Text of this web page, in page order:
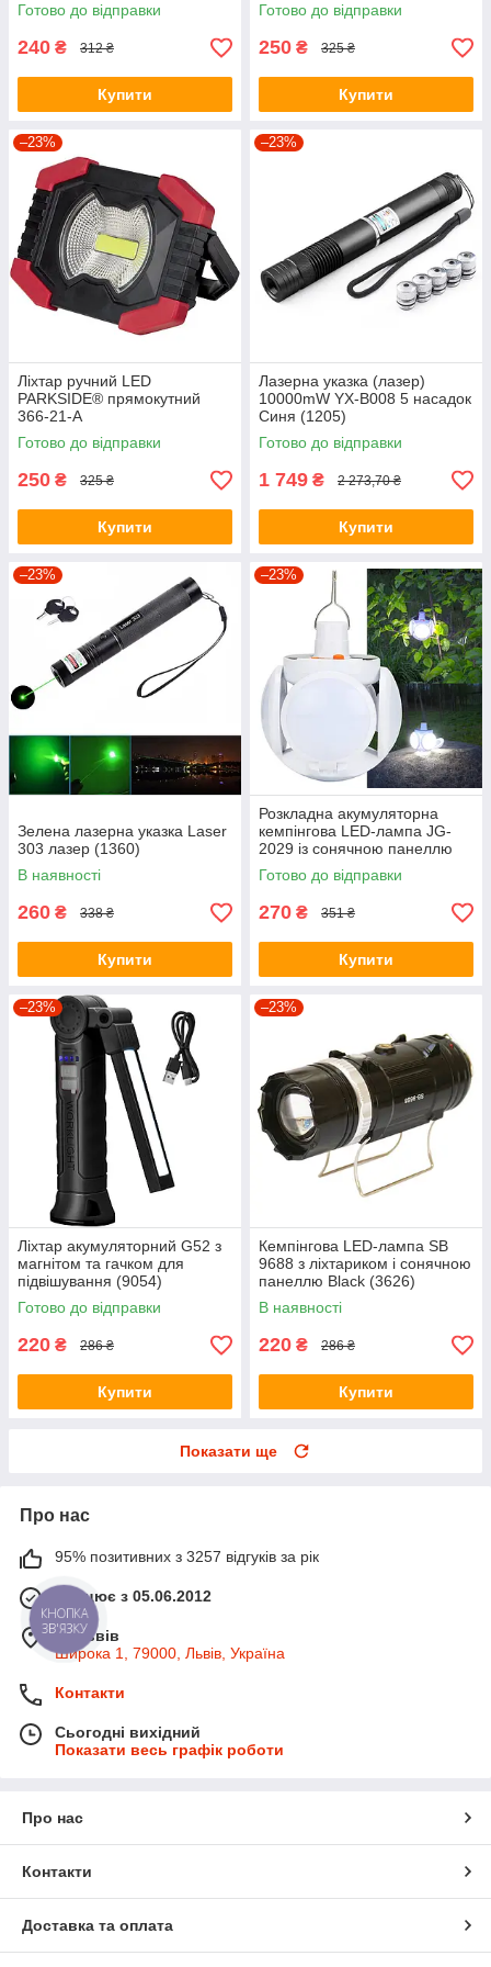
Готово до відправки
240 ₴ 312 ₴
Купити
Готово до відправки
250 ₴ 325 ₴
Купити
–23%
Ліхтар ручний LED
PARKSIDE® прямокутний
366-21-A
Готово до відправки
250 ₴ 325 ₴
Купити
–23%
Лазерна указка (лазер)
10000mW YX-B008 5 насадок
Синя (1205)
Готово до відправки
1 749 ₴ 2 273,70 ₴
Купити
–23%
Зелена лазерна указка Laser
303 лазер (1360)
В наявності
260 ₴ 338 ₴
Купити
–23%
Розкладна акумуляторна
кемпінгова LED-лампа JG-
2029 із сонячною панеллю
(7693)
Готово до відправки
270 ₴ 351 ₴
Купити
–23%
Ліхтар акумуляторний G52 з
магнітом та гачком для
підвішування (9054)
Готово до відправки
220 ₴ 286 ₴
Купити
–23%
Кемпінгова LED-лампа SB
9688 з ліхтариком і сонячною
панеллю Black (3626)
В наявності
220 ₴ 286 ₴
Купити
Показати ще
Про нас
95% позитивних з 3257 відгуків за рік
Працює з 05.06.2012
м. Львів
Широка 1, 79000, Львів, Україна
Контакти
Сьогодні вихідний
Показати весь графік роботи
Про нас
Контакти
Доставка та оплата
КНОПКА
ЗВ'ЯЗКУ